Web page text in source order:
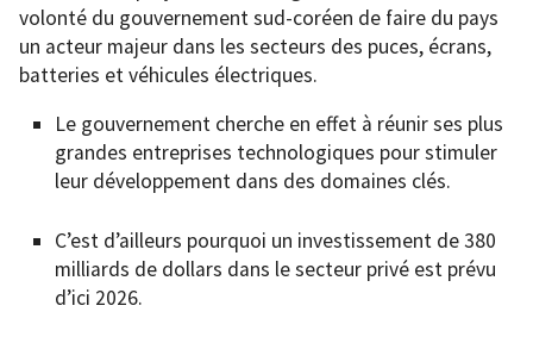
volonté du gouvernement sud-coréen de faire du pays
un acteur majeur dans les secteurs des puces, écrans,
batteries et véhicules électriques.
Le gouvernement cherche en effet à réunir ses plus
grandes entreprises technologiques pour stimuler
leur développement dans des domaines clés.
C’est d’ailleurs pourquoi un investissement de 380
milliards de dollars dans le secteur privé est prévu
d’ici 2026.